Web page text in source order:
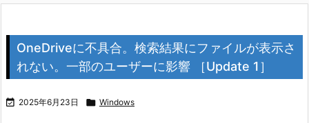
OneDriveに不具合。検索結果にファイルが表示さ
れない。一部のユーザーに影響 ［Update 1］
 2025年6月23日  Windows